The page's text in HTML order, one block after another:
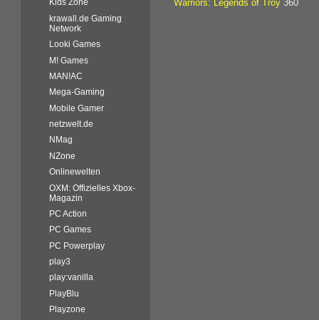
Warriors: Legends of Troy360
Kids Zone
krawall.de Gaming
Network
Looki Games
M! Games
MAN!AC
Mega-Gaming
Mobile Gamer
netzwelt.de
NMag
NZone
Onlinewelten
OXM: Offizielles Xbox-
Magazin
PC Action
PC Games
PC Powerplay
play3
play:vanilla
PlayBlu
Playzone